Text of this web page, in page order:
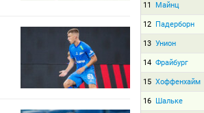
11 Майнц
12 Падерборн
13 Унион
14 Фрайбург
15 Хоффенхайм
16 Шальке